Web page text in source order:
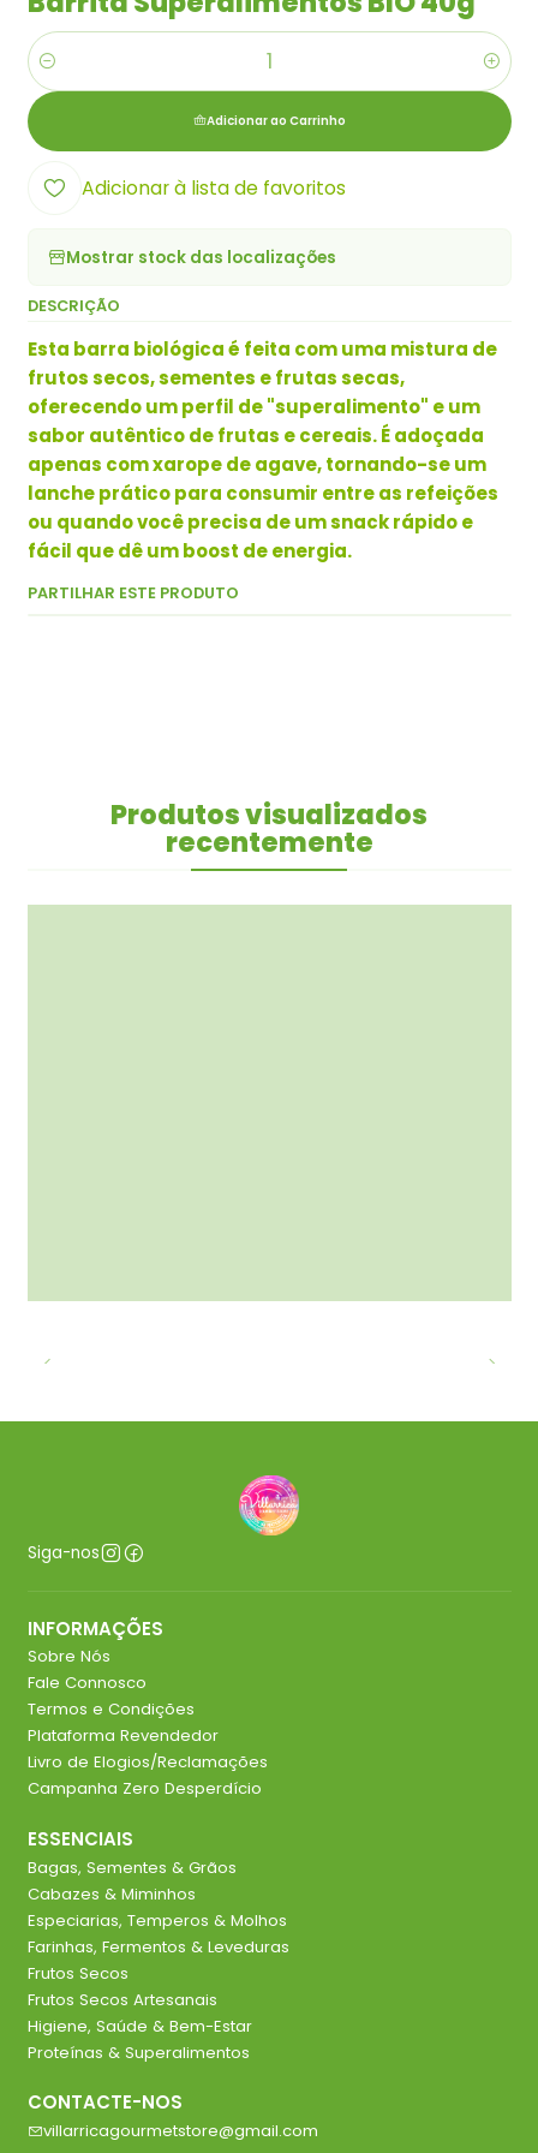
Quantidade
Adicionar ao Carrinho
Adicionar à lista de favoritos
Mostrar stock das localizações
DESCRIÇÃO
Esta barra biológica é feita com uma mistura de
frutos secos, sementes e frutas secas,
oferecendo um perfil de "superalimento" e um
sabor autêntico de frutas e cereais. É adoçada
apenas com xarope de agave, tornando-se um
lanche prático para consumir entre as refeições
ou quando você precisa de um snack rápido e
fácil que dê um boost de energia.
PARTILHAR ESTE PRODUTO
Produtos visualizados
recentemente
Siga-nos
INFORMAÇÕES
Sobre Nós
Fale Connosco
Termos e Condições
Plataforma Revendedor
Livro de Elogios/Reclamações
Campanha Zero Desperdício
ESSENCIAIS
Bagas, Sementes & Grãos
Cabazes & Miminhos
Especiarias, Temperos & Molhos
Farinhas, Fermentos & Leveduras
Frutos Secos
Frutos Secos Artesanais
Higiene, Saúde & Bem-Estar
Proteínas & Superalimentos
CONTACTE-NOS
villarricagourmetstore@gmail.com